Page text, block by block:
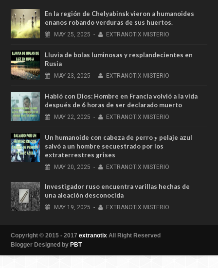
En la región de Chelyabinsk vieron a humanoides
enanos robando verduras de sus huertos.
MAY 25, 2025 - EXTRANOTIX MISTERIO
Lluvia de bolas luminosas y resplandecientes en
Rusia
MAY 23, 2025 - EXTRANOTIX MISTERIO
Habló con Dios: Hombre en Francia volvió a la vida
después de 6 horas de ser declarado muerto
MAY 22, 2025 - EXTRANOTIX MISTERIO
Un humanoide con cabeza de perro у pelaje azul
salvó a un hombre secuestrado por los
extraterrestres grises
MAY 20, 2025 - EXTRANOTIX MISTERIO
Investigador ruso encuentra varillas hechas de
una aleación desconocida
MAY 19, 2025 - EXTRANOTIX MISTERIO
Copyright © 2015 - 2017 extranotix All Right Reserved
Blogger Designed by PBT